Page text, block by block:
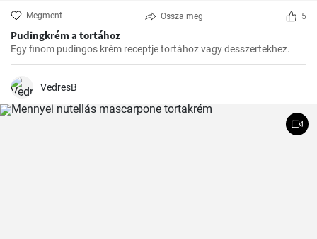
Megment Ossza meg 5
Pudingkrém a tortához
Egy finom pudingos krém receptje tortához vagy desszertekhez.
VedresB